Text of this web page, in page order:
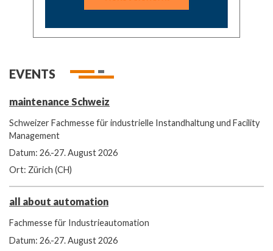
EVENTS
maintenance Schweiz
Schweizer Fachmesse für industrielle Instandhaltung und Facility
Management
Datum: 26.-27. August 2026
Ort: Zürich (CH)
all about automation
Fachmesse für Industrieautomation
Datum: 26.-27. August 2026